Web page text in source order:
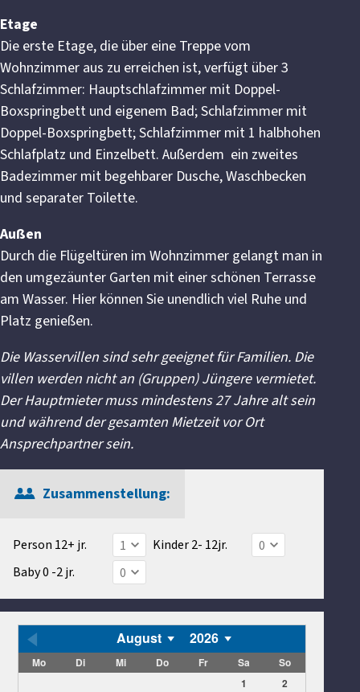
Etage
Die erste Etage, die über eine Treppe vom
Wohnzimmer aus zu erreichen ist, verfügt über 3
Schlafzimmer: Hauptschlafzimmer mit Doppel-
Boxspringbett und eigenem Bad; Schlafzimmer mit
Doppel-Boxspringbett; Schlafzimmer mit 1 halbhohen
Schlafplatz und Einzelbett. Außerdem ein zweites
Badezimmer mit begehbarer Dusche, Waschbecken
und separater Toilette.
Außen
Durch die Flügeltüren im Wohnzimmer gelangt man in
den umgezäunter Garten mit einer schönen Terrasse
am Wasser. Hier können Sie unendlich viel Ruhe und
Platz genießen.
Die Wasservillen sind sehr geeignet für Familien. Die
villen werden nicht an (Gruppen) Jüngere vermietet.
Der Hauptmieter muss mindestens 27 Jahre alt sein
und während der gesamten Mietzeit vor Ort
Ansprechpartner sein.
Zusammenstellung:
Person 12+ jr.
Kinder 2- 12jr.
Baby 0 -2 jr.
August 2026
Mo Di Mi Do Fr Sa
So
1
2